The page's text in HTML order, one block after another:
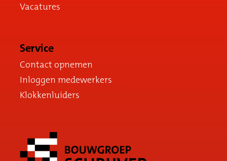
Vacatures
Service
Contact opnemen
Inloggen medewerkers
Klokkenluiders